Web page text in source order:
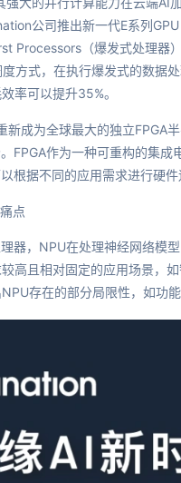
公司推出新一代E系列
Processors（爆发式处理器
方式，在执行爆发式的数据
率可以提升35%。
成为全球最大的独立FPGA
FPGA作为一种可重构的集
根据不同的应用需求进行硬
点
器，NPU在处理神经网络模
高且相对固定的应用场景，
存在的部分局限性，如功